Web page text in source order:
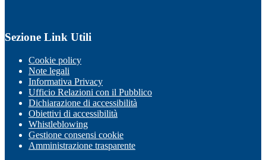
Sezione Link Utili
Cookie policy
Note legali
Informativa Privacy
Ufficio Relazioni con il Pubblico
Dichiarazione di accessibilità
Obiettivi di accessibilità
Whistleblowing
Gestione consensi cookie
Amministrazione trasparente